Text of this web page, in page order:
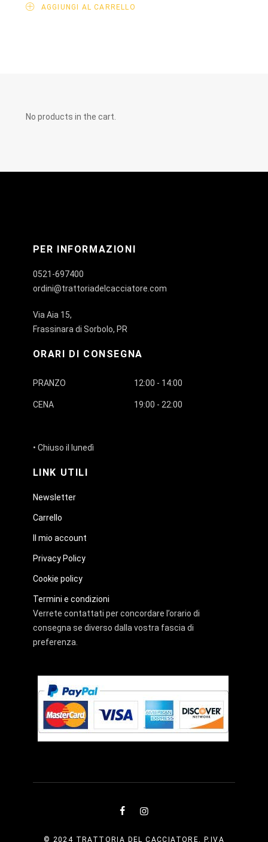
AGGIUNGI AL CARRELLO
No products in the cart.
PER INFORMAZIONI
0521-697400
ordini@trattoriadelcacciatore.com
Via Aia 15,
Frassinara di Sorbolo, PR
ORARI DI CONSEGNA
PRANZO 12:00 - 14:00
CENA 19:00 - 22:00
• Chiuso il lunedì
LINK UTILI
Newsletter
Carrello
Il mio account
Privacy Policy
Cookie policy
Termini e condizioni
Verrete contattati per concordare l’orario di
consegna se diverso dalla vostra fascia di
preferenza.
© 2024 TRATTORIA DEL CACCIATORE. P.IVA